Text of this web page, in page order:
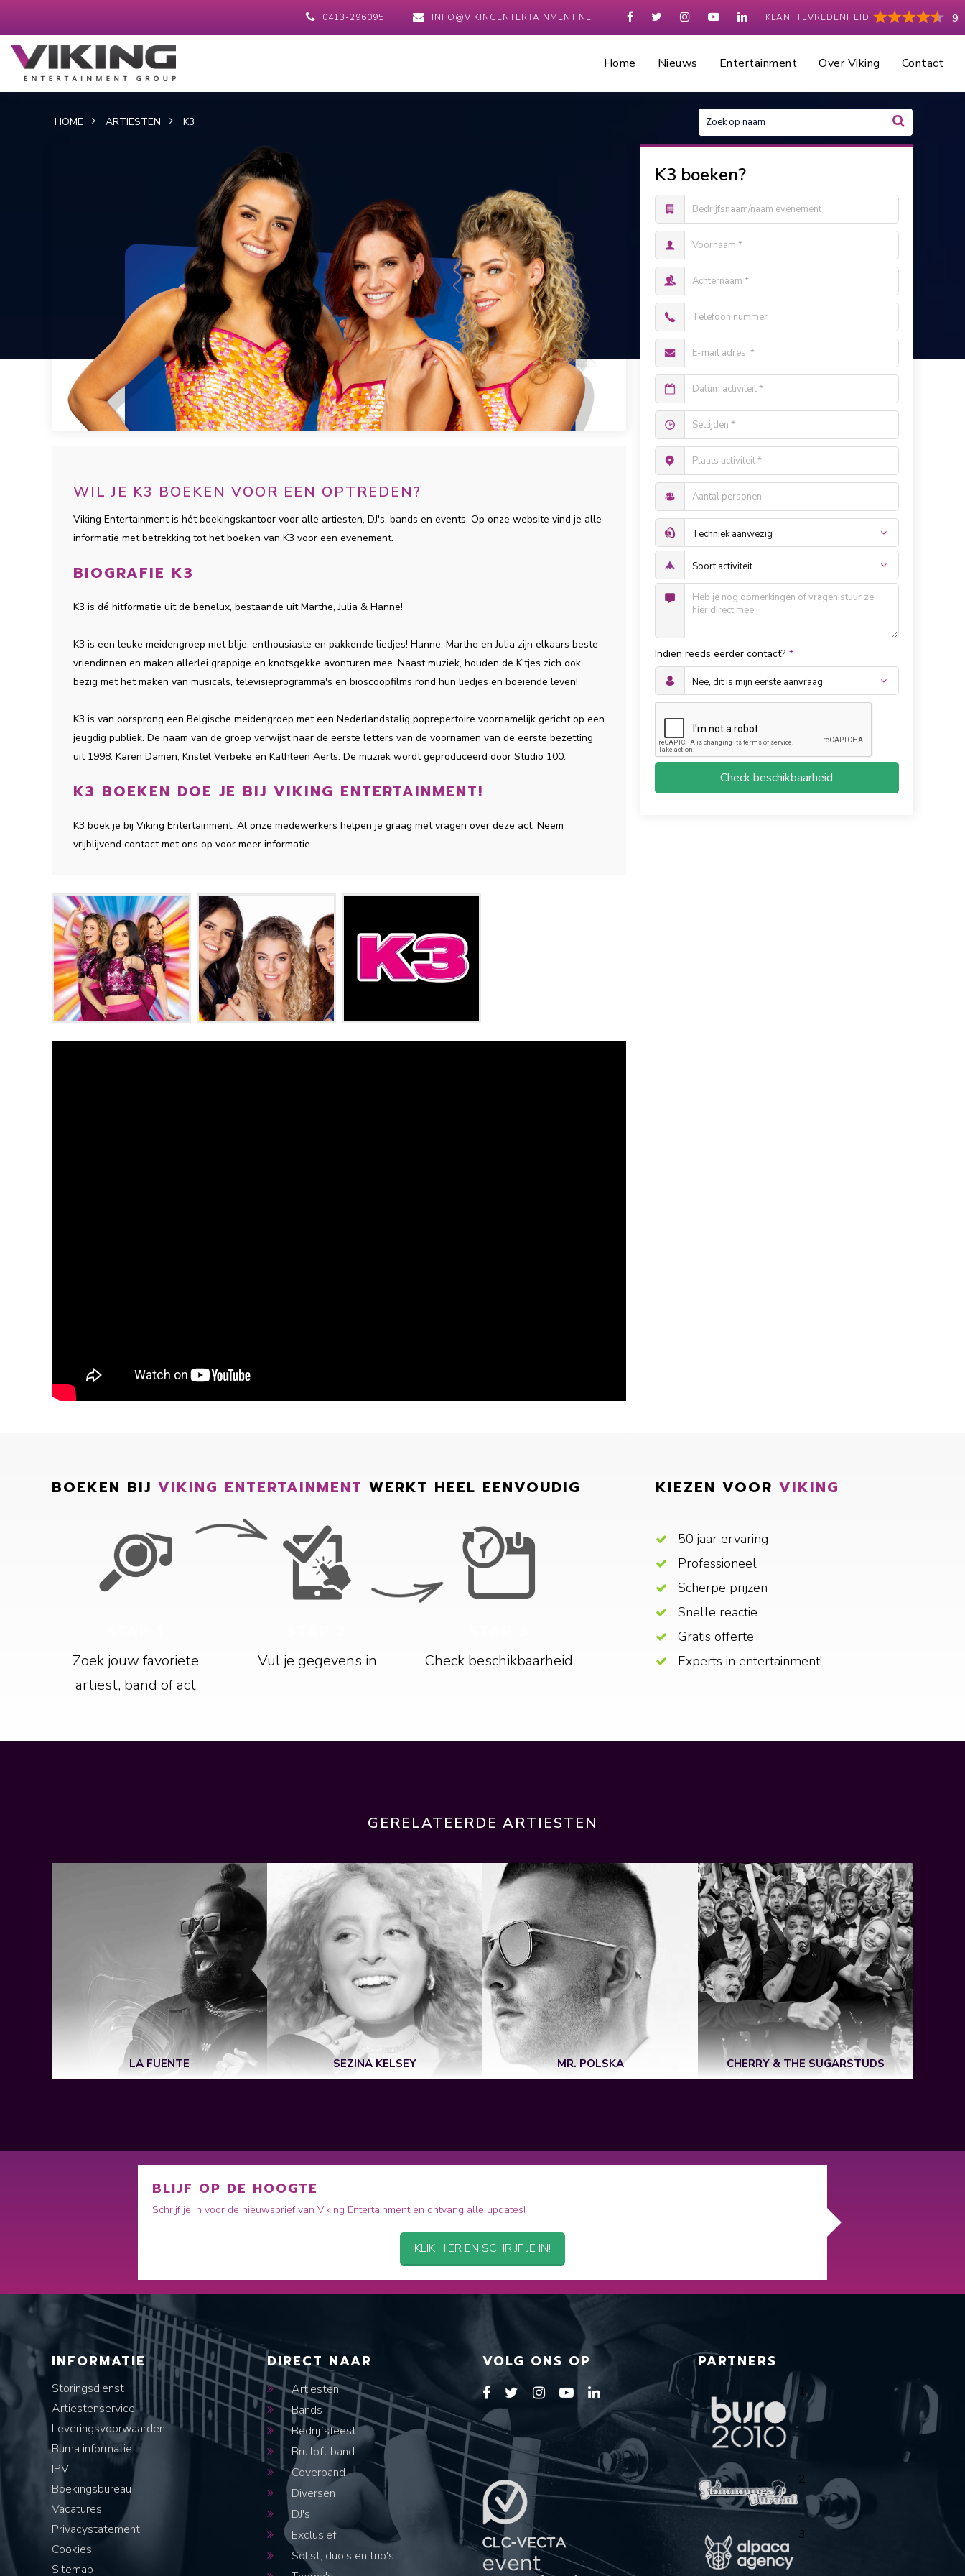
KLANTTEVREDENHEID 9
0413-296095 INFO@VIKINGENTERTAINMENT.NL
Home Nieuws Entertainment Over Viking Contact
HOME ARTIESTEN K3
WIL JE K3 BOEKEN VOOR EEN OPTREDEN?
Viking Entertainment is hét boekingskantoor voor alle artiesten, DJ's, bands en events. Op onze website vind je alle
informatie met betrekking tot het boeken van K3 voor een evenement.
BIOGRAFIE K3
K3 is dé hitformatie uit de benelux, bestaande uit Marthe, Julia & Hanne!
K3 is een leuke meidengroep met blije, enthousiaste en pakkende liedjes! Hanne, Marthe en Julia zijn elkaars beste
vriendinnen en maken allerlei grappige en knotsgekke avonturen mee. Naast muziek, houden de K'tjes zich ook
bezig met het maken van musicals, televisieprogramma's en bioscoopfilms rond hun liedjes en boeiende leven!
K3 is van oorsprong een Belgische meidengroep met een Nederlandstalig poprepertoire voornamelijk gericht op een
jeugdig publiek. De naam van de groep verwijst naar de eerste letters van de voornamen van de eerste bezetting
uit 1998: Karen Damen, Kristel Verbeke en Kathleen Aerts. De muziek wordt geproduceerd door Studio 100.
K3 BOEKEN DOE JE BIJ VIKING ENTERTAINMENT!
K3 boek je bij Viking Entertainment. Al onze medewerkers helpen je graag met vragen over deze act. Neem
vrijblijvend contact met ons op voor meer informatie.
K3 boeken?
Indien reeds eerder contact? *
Check beschikbaarheid
BOEKEN BIJ VIKING ENTERTAINMENT WERKT HEEL EENVOUDIG
Zoek jouw favoriete
artiest, band of act
Vul je gegevens in Check beschikbaarheid
KIEZEN VOOR VIKING
50 jaar ervaring
Professioneel
Scherpe prijzen
Snelle reactie
Gratis offerte
Experts in entertainment!
GERELATEERDE ARTIESTEN
LA FUENTE SEZINA KELSEY MR. POLSKA CHERRY & THE SUGARSTUDS
BLIJF OP DE HOOGTE
Schrijf je in voor de nieuwsbrief van Viking Entertainment en ontvang alle updates!
KLIK HIER EN SCHRIJF JE IN!
INFORMATIE
Storingsdienst
Artiestenservice
Leveringsvoorwaarden
Buma informatie
IPV
Boekingsbureau
Vacatures
Privacystatement
Cookies
Sitemap
DIRECT NAAR
Artiesten
Bands
Bedrijfsfeest
Bruiloft band
Coverband
Diversen
DJ's
Exclusief
Solist, duo's en trio's
VOLG ONS OP PARTNERS
1
2
3